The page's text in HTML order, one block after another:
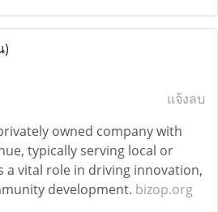
)
แจ้งลบ
owned company with
typically serving local or
a vital role in driving innovation,
development. bizop.org